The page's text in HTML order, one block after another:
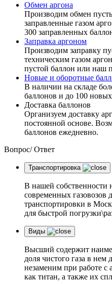
Обмен аргона
Производим обмен
заправленные газом
300 заправленных
Заправка аргоном
Производим заправку
техническим газом
пустой баллон или наш
Новые и оборотные
В наличии на складе
баллонов и до 100
Доставка баллонов
Организуем доставку
постоянной основе.
баллонов ежедневно.
Вопрос/Ответ
Транспортировка
В нашей собственности
современных газовозов
транспортировки в
для быстрой
Виды
Высший содержит
доля чистого газа в нем
незаменим при работе
как титан, а также их